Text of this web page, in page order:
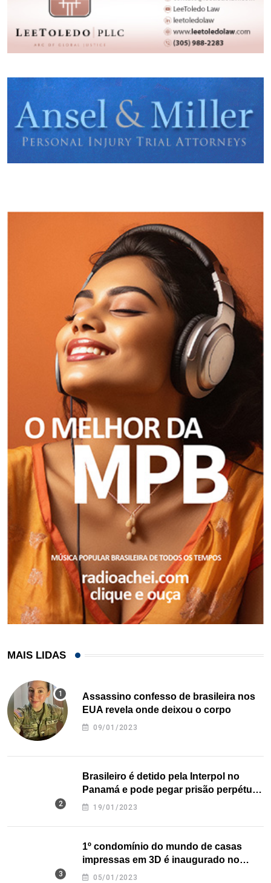
MAIS LIDAS
Assassino confesso de brasileira nos
EUA revela onde deixou o corpo
09/01/2023
Brasileiro é detido pela Interpol no
Panamá e pode pegar prisão perpétua
nos EUA
19/01/2023
1º condomínio do mundo de casas
impressas em 3D é inaugurado no
Texas
05/01/2023